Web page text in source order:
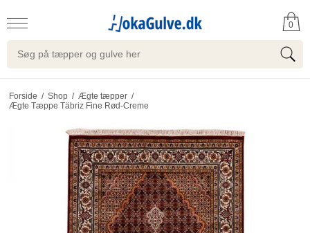
0
Forside / Shop / Ægte tæpper /
Ægte Tæppe Täbriz Fine Rød-Creme